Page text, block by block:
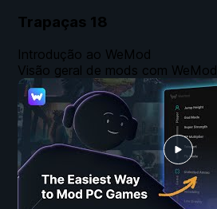
Trapaças 18
Introdução ao WeMod
Visão geral de mods com WeMod